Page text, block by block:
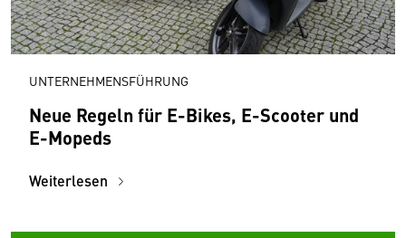
UNTERNEHMENSFÜHRUNG
Neue Regeln für E-Bikes, E-Scooter und
E-Mopeds
Weiterlesen